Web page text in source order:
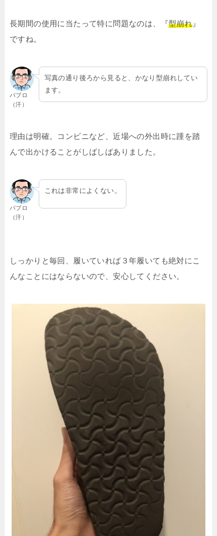
長期間の使用に当たって特に問題なのは、『型崩れ 』
ですね。
パブロ
（汗）
写真の通り後ろから見ると、かなり型崩れしてい
ます。
理由は明確。コンビニなど、近場への外出時に踵を踏
んで出かけることがしばしばありました。
パブロ
（汗）
これは非常によくない。
しっかりと毎回、履いていれば３年履いても絶対にこ
んなことにはならないので、安心してください。